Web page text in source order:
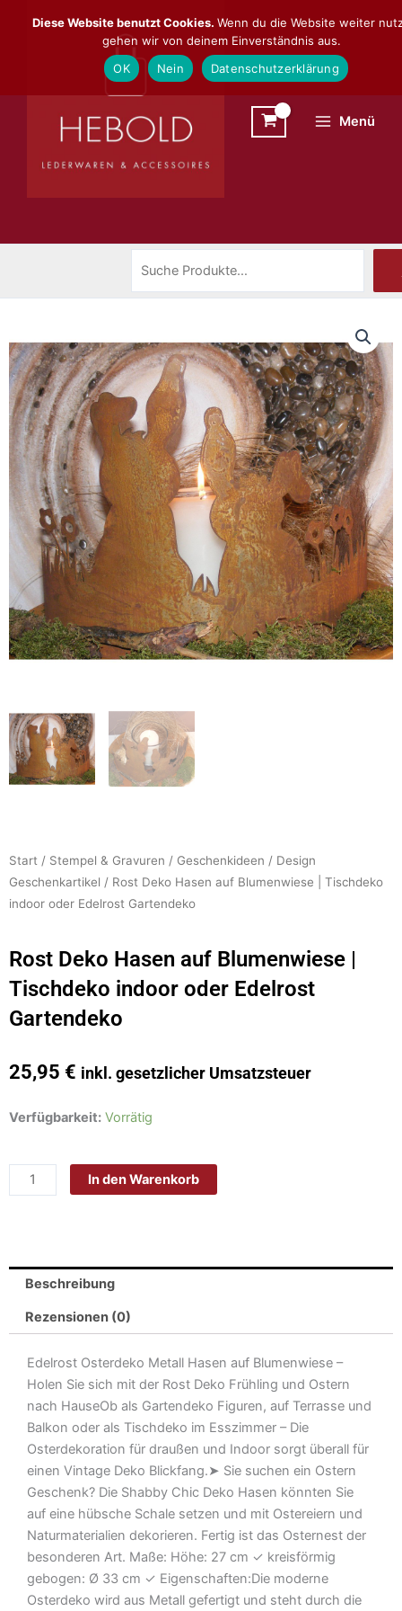
Inhalt
Menü
Start / Stempel & Gravuren / Geschenkideen / Design
Geschenkartikel / Rost Deko Hasen auf Blumenwiese | Tischdeko
indoor oder Edelrost Gartendeko
Rost Deko Hasen auf Blumenwiese |
Tischdeko indoor oder Edelrost
Gartendeko
25,95 € inkl. gesetzlicher Umsatzsteuer
Verfügbarkeit: Vorrätig
Rost
indoor
oder
Edelrost
Gartendeko
Menge
In den Warenkorb
Beschreibung
Rezensionen (0)
Edelrost Osterdeko Metall Hasen auf Blumenwiese –
Holen Sie sich mit der Rost Deko Frühling und Ostern
nach HauseOb als Gartendeko Figuren, auf Terrasse und
Balkon oder als Tischdeko im Esszimmer – Die
Osterdekoration für draußen und Indoor sorgt überall für
einen Vintage Deko Blickfang.➤ Sie suchen ein Ostern
Geschenk? Die Shabby Chic Deko Hasen könnten Sie
auf eine hübsche Schale setzen und mit Ostereiern und
Naturmaterialien dekorieren. Fertig ist das Osternest der
besonderen Art. Maße: Höhe: 27 cm ✓ kreisförmig
gebogen: Ø 33 cm ✓ Eigenschaften:Die moderne
Osterdeko wird aus Metall gefertigt und steht durch die
Diese Website benutzt Cookies. Wenn du die Website weiter
gehen wir von deinem Einverständnis aus.
OK
Nein Datenschutzerklärung